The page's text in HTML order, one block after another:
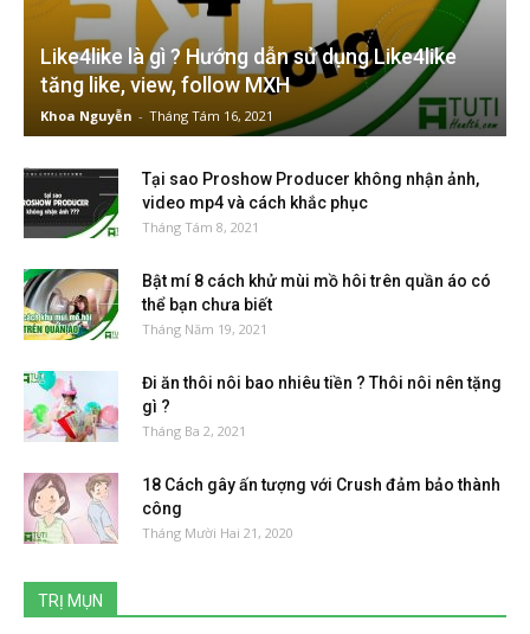
Like4like là gì ? Hướng dẫn sử dụng Like4like
tăng like, view, follow MXH
Khoa Nguyễn - Tháng Tám 16, 2021
Tại sao Proshow Producer không nhận ảnh,
video mp4 và cách khắc phục
Tháng Tám 8, 2021
Bật mí 8 cách khử mùi mồ hôi trên quần áo có
thể bạn chưa biết
Tháng Năm 19, 2021
Đi ăn thôi nôi bao nhiêu tiền ? Thôi nôi nên tặng
gì ?
Tháng Ba 2, 2021
18 Cách gây ấn tượng với Crush đảm bảo thành
công
Tháng Mười Hai 21, 2020
TRỊ MỤN